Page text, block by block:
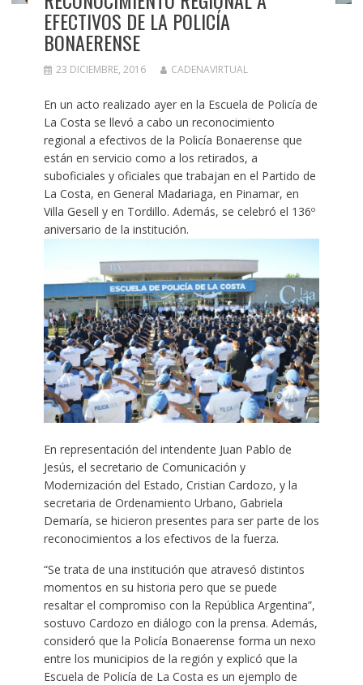
EFECTIVOS DE LA POLICÍA
BONAERENSE
23 DICIEMBRE, 2016 CADENAVIRTUAL
En un acto realizado ayer en la Escuela de Policía de
La Costa se llevó a cabo un reconocimiento
regional a efectivos de la Policía Bonaerense que
están en servicio como a los retirados, a
suboficiales y oficiales que trabajan en el Partido de
La Costa, en General Madariaga, en Pinamar, en
Villa Gesell y en Tordillo. Además, se celebró el 136º
aniversario de la institución.
En representación del intendente Juan Pablo de
Jesús, el secretario de Comunicación y
Modernización del Estado, Cristian Cardozo, y la
secretaria de Ordenamiento Urbano, Gabriela
Demaría, se hicieron presentes para ser parte de los
reconocimientos a los efectivos de la fuerza.
“Se trata de una institución que atravesó distintos
momentos en su historia pero que se puede
resaltar el compromiso con la República Argentina”,
sostuvo Cardozo en diálogo con la prensa. Además,
consideró que la Policía Bonaerense forma un nexo
entre los municipios de la región y explicó que la
Escuela de Policía de La Costa es un ejemplo de